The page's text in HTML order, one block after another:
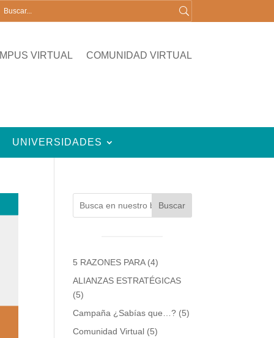
VIRTUAL COMUNIDAD VIRTUAL
UNIVERSIDADES
Buscar
5 RAZONES PARA(4)
ALIANZAS ESTRATÉGICAS
(5)
Campaña ¿Sabías que…? (5)
Comunidad Virtual (5)